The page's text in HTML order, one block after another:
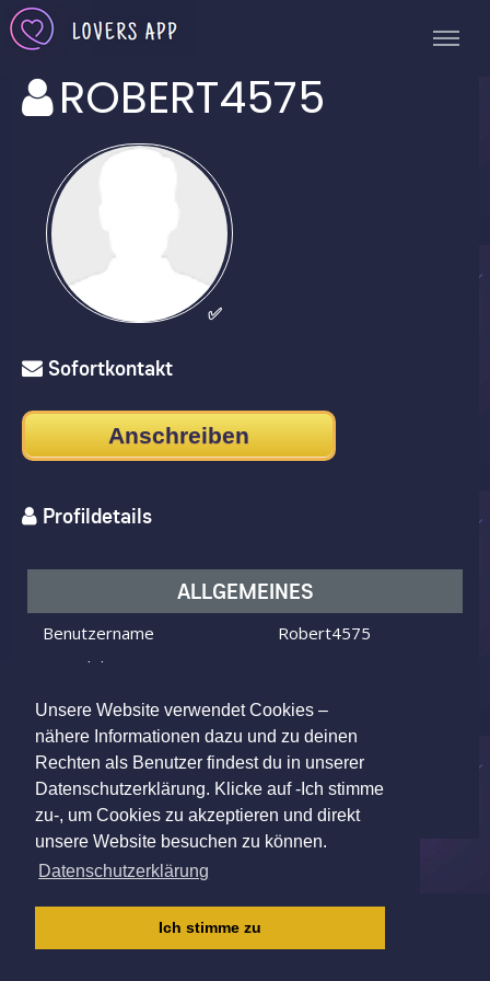
Unsere Website verwendet Cookies –
nähere Informationen dazu und zu deinen
Rechten als Benutzer findest du in unserer
Datenschutzerklärung. Klicke auf -Ich stimme
zu-, um Cookies zu akzeptieren und direkt
unsere Website besuchen zu können.
Datenschutzerklärung
Ich stimme zu
ROBERT4575
✅
Sofortkontakt
Anschreiben
Profildetails
ALLGEMEINES
Benutzername
Robert4575
Ich bin
Ich suche
eine Frau
Alter
51 Jahre alt
Wohnort
St Gallen, Switzerland
|AGB|DATENSCHUTZ
KINDERSCHUTZRICHTLINIE